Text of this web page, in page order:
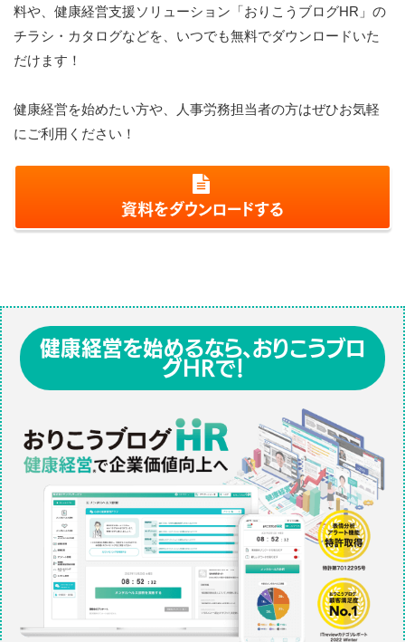
料や、健康経営支援ソリューション「おりこうブログHR」の
チラシ・カタログなどを、いつでも無料でダウンロードいた
だけます！
健康経営を始めたい方や、人事労務担当者の方はぜひお気軽
にご利用ください！
資料をダウンロードする
健康経営を始めるなら、おりこうブロ
グHRで！